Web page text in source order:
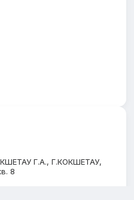
Г.А., Г.КОКШЕТАУ,
8